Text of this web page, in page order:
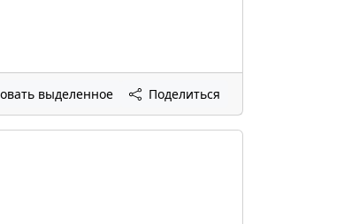
выделенное Поделиться